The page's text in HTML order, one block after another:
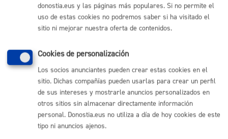
Enlaces útiles
Perfil del contratante
Sede electrónica
Mapas - GeoDonostia
Sala de prensa
Mapa web
Otras páginas web corporativas
donostia.eus y las páginas más populares. Si no permite el
uso de estas cookies no podremos saber si ha visitado el
sitio ni mejorar nuestra oferta de contenidos.
Cookies de personalización
Los socios anunciantes pueden crear estas cookies en el
sitio. Dichas compañías pueden usarlas para crear un perfil
de sus intereses y mostrarle anuncios personalizados en
otros sitios sin almacenar directamente información
personal. Donostia.eus no utiliza a día de hoy cookies de este
tipo ni anuncios ajenos.